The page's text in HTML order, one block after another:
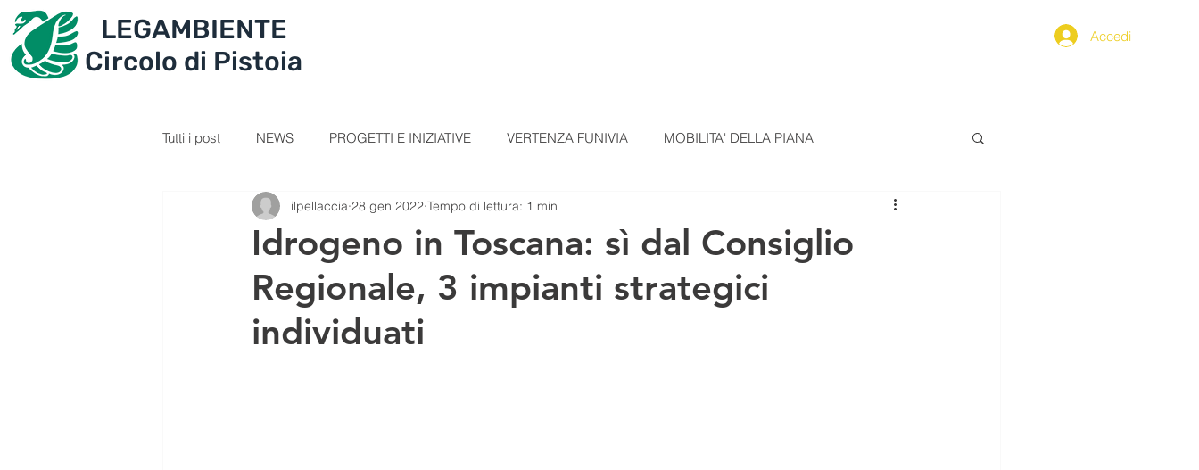
LEGAMBIENTE
Circolo di Pistoia
Accedi
Tutti i post NEWS PROGETTI E INIZIATIVE VERTENZA FUNIVIA MOBILITA' DELLA PIANA
SEZIONE GIOVANI VIDEOLEZIONI COMUNICATI STAMPA ALIMENTAZIONE
PERCORSI RICETTE Comunicato Progetto FarmCom provvisori REPORT DI PIERO
Idrogeno in Toscana: sì dal Consiglio
Regionale, 3 impianti strategici
individuati
ilpellaccia 28 gen 2022 Tempo di lettura: 1 min